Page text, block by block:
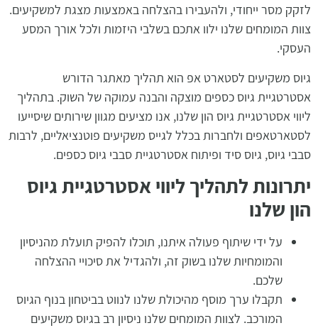
לזקק מסר ייחודי, ולהעבירו בהצלחה באמצעות מצגת למשקיעים.
צוות המומחים שלנו ילוו אתכם בשלבי היזמות ולכל אורך המסע
העסקי.
גיוס משקיעים לסטארט אפ הוא תהליך מאתגר הדורש
אסטרטגיית גיוס כספים מוצקה והבנה עמוקה של השוק. בתהליך
ליווי אסטרטגיית גיוס הון שלנו, אנו מציעים מגוון שירותים שיסייעו
לסטארטאפים ולחברות בכלל לגייס משקיעים פוטנציאליים, לרבות
סבבי גיוס, גיוס סיד ופיתוח אסטרטגיית סבבי גיוס כספים.
יתרונות לתהליך ליווי אסטרטגיית גיוס
הון שלנו
על ידי שיתוף פעולה איתנו, תוכלו להפיק תועלת מהניסיון
והמומחיות שלנו בשוק זה, ולהגדיל את סיכויי ההצלחה
שלכם.
תקבלו ערך מוסף מהיכולת שלנו לנווט בביטחון בנוף הגיוס
המורכב. לצוות המומחים שלנו ניסיון רב בגיוס משקיעים